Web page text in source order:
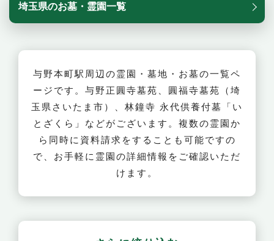
埼玉県のお墓・霊園一覧
与野本町駅周辺の霊園・墓地・お墓の一覧ペ
ージです。与野正圓寺墓苑、圓福寺墓苑（埼
玉県さいたま市）、林鐘寺 永代供養付墓「い
とざくら」などがございます。複数の霊園か
ら同時に資料請求をすることも可能ですの
で、お手軽に霊園の詳細情報をご確認いただ
けます。